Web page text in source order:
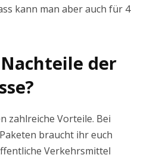
kann man aber auch für 4
der
zahlreiche Vorteile. Bei
braucht ihr euch
Verkehrsmittel